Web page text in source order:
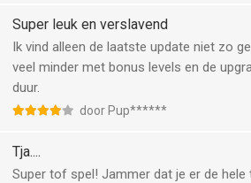
Jammer en flauw.
Super leuk en verslavend
Ik vind alleen de laatste update niet zo
veel minder met bonus levels en de
duur.
door Pup******
Tja....
Super tof spel! Jammer dat je er de